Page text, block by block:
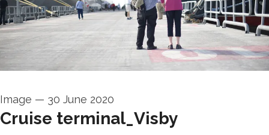
Image — 30 June 2020
Cruise terminal_Visby